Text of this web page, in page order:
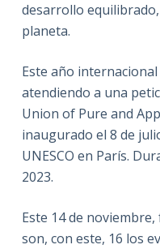
desarrollo
planeta.
Este año
atendiendo a una
Union of Pure and
inaugurado el 8 de
UNESCO en París.
2023.
Este 14 de noviembre,
son, con este, 16 los